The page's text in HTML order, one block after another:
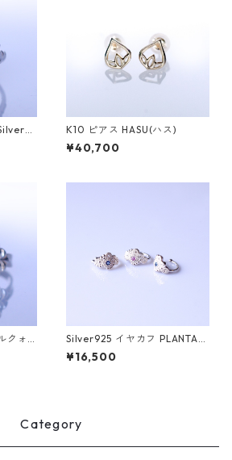
リ
K10 ピアス HASU(ハス)
¥40,700
クォ
リ
Silver925 イヤカフ PLANTA
（プランタ）
¥16,500
Category